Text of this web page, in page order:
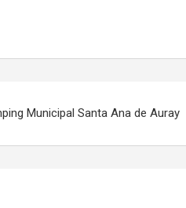
Municipal Santa Ana de Auray